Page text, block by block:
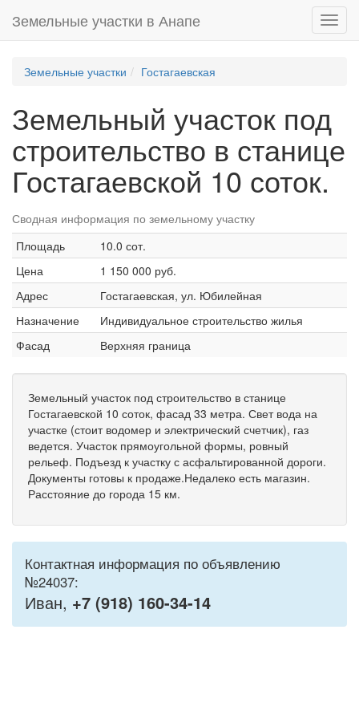
Земельные участки в Анапе
Земельные участки Гостагаевская
Земельный участок под
строительство в станице
Гостагаевской 10 соток.
Сводная информация по земельному участку
Площадь
10.0 сот.
Цена
1 150 000 руб.
Адрес
Гостагаевская, ул. Юбилейная
Назначение
Индивидуальное строительство жилья
Фасад
Верхняя граница
Земельный участок под строительство в станице
Гостагаевской 10 соток, фасад 33 метра. Свет вода на
участке (стоит водомер и электрический счетчик), газ
ведется. Участок прямоугольной формы, ровный
рельеф. Подъезд к участку с асфальтированной дороги.
Документы готовы к продаже.Недалеко есть магазин.
Расстояние до города 15 км.
Контактная информация по объявлению
№24037:
Иван, +7 (918) 160-34-14